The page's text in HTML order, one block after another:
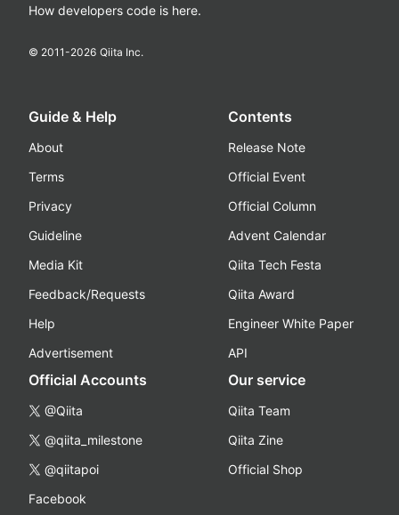
How developers code is here.
© 2011-2026 Qiita Inc.
Guide & Help
About
Terms
Privacy
Guideline
Media Kit
Feedback/Requests
Help
Advertisement
Contents
Release Note
Official Event
Official Column
Advent Calendar
Qiita Tech Festa
Qiita Award
Engineer White Paper
API
Official Accounts
@Qiita
@qiita_milestone
@qiitapoi
Facebook
Our service
Qiita Team
Qiita Zine
Official Shop